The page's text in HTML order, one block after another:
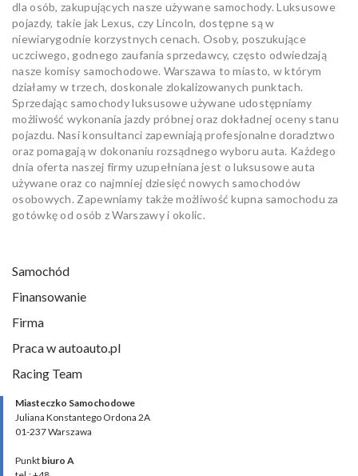
dla osób, zakupujących nasze używane samochody. Luksusowe
pojazdy, takie jak Lexus, czy Lincoln, dostępne są w
niewiarygodnie korzystnych cenach. Osoby, poszukujące
uczciwego, godnego zaufania sprzedawcy, często odwiedzają
nasze komisy samochodowe. Warszawa to miasto, w którym
działamy w trzech, doskonale zlokalizowanych punktach.
Sprzedając samochody luksusowe używane udostępniamy
możliwość wykonania jazdy próbnej oraz dokładnej oceny stanu
pojazdu. Nasi konsultanci zapewniają profesjonalne doradztwo
oraz pomagają w dokonaniu rozsądnego wyboru auta. Każdego
dnia oferta naszej firmy uzupełniana jest o luksusowe auta
używane oraz co najmniej dziesięć nowych samochodów
osobowych. Zapewniamy także możliwość kupna samochodu za
gotówkę od osób z Warszawy i okolic.
Samochód
Finansowanie
Firma
Praca w autoauto.pl
Racing Team
Miasteczko Samochodowe
Juliana Konstantego Ordona 2A
01-237 Warszawa
Punkt biuro A